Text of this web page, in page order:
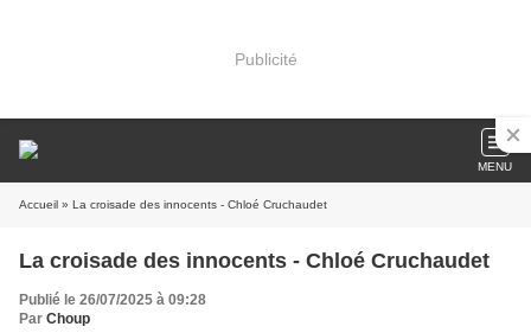
Publicité
MENU
Accueil » La croisade des innocents - Chloé Cruchaudet
La croisade des innocents - Chloé Cruchaudet
Publié le 26/07/2025 à 09:28
Par Choup